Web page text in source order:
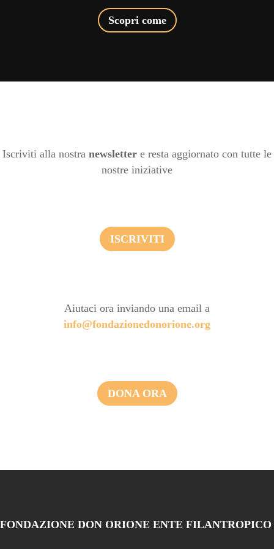
Scopri come
Iscriviti alla nostra newsletter e resta aggiornato con tutte le
nostre iniziative
ISCRIVITI
Aiutaci ora inviando una email a
info@fondazionedonorione.org
DONA ORA
FONDAZIONE DON ORIONE ENTE FILANTROPICO